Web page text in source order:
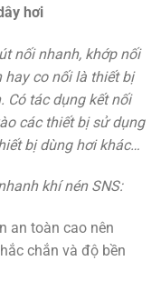
hơi
nối nhanh, khớp nối
hay co nối là thiết bị
Có tác dụng kết nối
các thiết bị sử dụng
bị dùng hơi khác…
khí nén SNS:
an toàn cao nên
chắn và độ bền